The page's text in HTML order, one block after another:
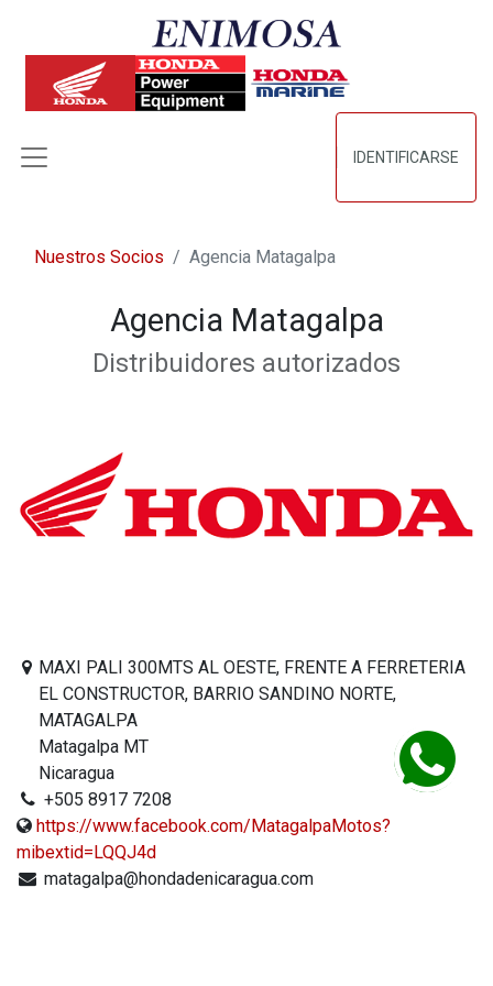
IDENTIFICARSE
Nuestros Socios Agencia Matagalpa
Agencia Matagalpa
Distribuidores autorizados
MAXI PALI 300MTS AL OESTE, FRENTE A FERRETERIA
EL CONSTRUCTOR, BARRIO SANDINO NORTE,
MATAGALPA
Matagalpa MT
Nicaragua
+505 8917 7208
https://www.facebook.com/MatagalpaMotos?
mibextid=LQQJ4d
matagalpa@hondadenicaragua.com